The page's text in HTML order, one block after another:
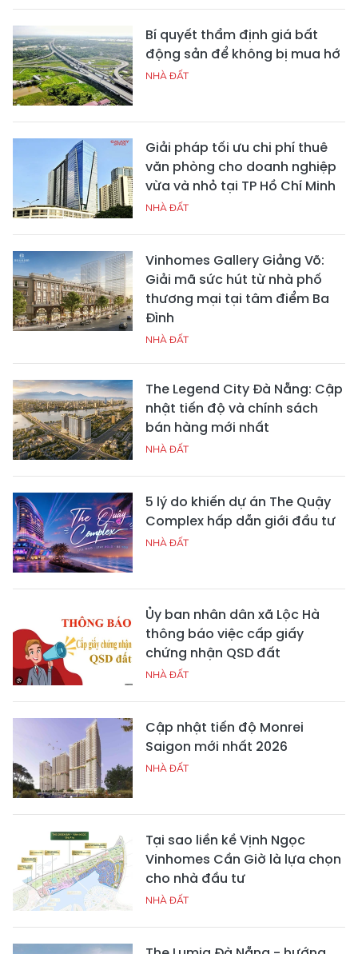
Bí quyết thẩm định giá bất
động sản để không bị mua hớ
NHÀ ĐẤT
Giải pháp tối ưu chi phí thuê
văn phòng cho doanh nghiệp
vừa và nhỏ tại TP Hồ Chí Minh
NHÀ ĐẤT
Vinhomes Gallery Giảng Võ:
Giải mã sức hút từ nhà phố
thương mại tại tâm điểm Ba
Đình
NHÀ ĐẤT
The Legend City Đà Nẵng: Cập
nhật tiến độ và chính sách
bán hàng mới nhất
NHÀ ĐẤT
5 lý do khiến dự án The Quậy
Complex hấp dẫn giới đầu tư
NHÀ ĐẤT
Ủy ban nhân dân xã Lộc Hà
thông báo việc cấp giấy
chứng nhận QSD đất
NHÀ ĐẤT
Cập nhật tiến độ Monrei
Saigon mới nhất 2026
NHÀ ĐẤT
Tại sao liền kề Vịnh Ngọc
Vinhomes Cần Giờ là lựa chọn
cho nhà đầu tư
NHÀ ĐẤT